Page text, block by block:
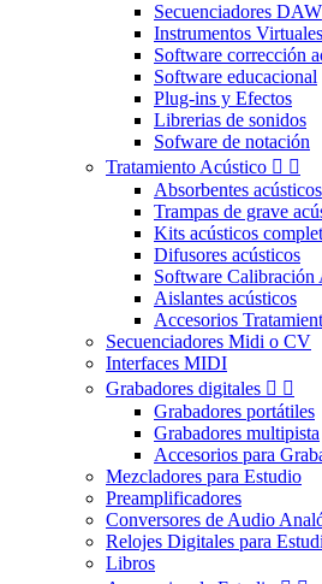
Secuenciadores DAW
Instrumentos Virtuales
Software corrección
Software educacional
Plug-ins y Efectos
Librerias de sonidos
Sofware de notación
Tratamiento Acústico  
Absorbentes acústicos
Trampas de grave
Kits acústicos
Difusores acústicos
Software Calibración
Aislantes acústicos
Accesorios
Secuenciadores Midi o CV
Interfaces MIDI
Grabadores digitales  
Grabadores portátiles
Grabadores multipista
Accesorios para
Mezcladores para Estudio
Preamplificadores
Conversores de Audio
Relojes Digitales para
Libros